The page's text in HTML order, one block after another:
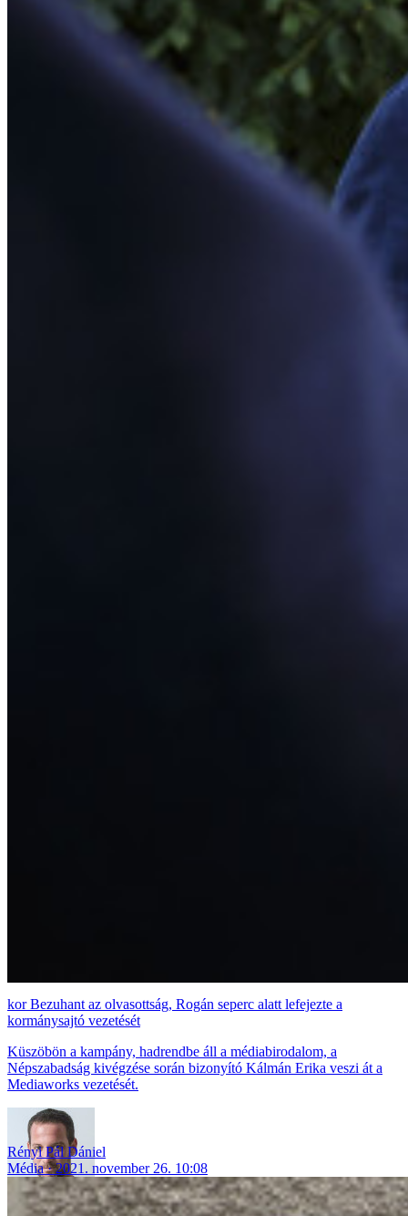
Bezuhant az olvasottság, Rogán seperc alatt lefejezte a
kormánysajtó vezetését
Küszöbön a kampány, hadrendbe áll a médiabirodalom, a
Népszabadság kivégzése során bizonyító Kálmán Erika veszi át a
Mediaworks vezetését.
Rényi Pál Dániel
Média
2021. november 26. 10:08